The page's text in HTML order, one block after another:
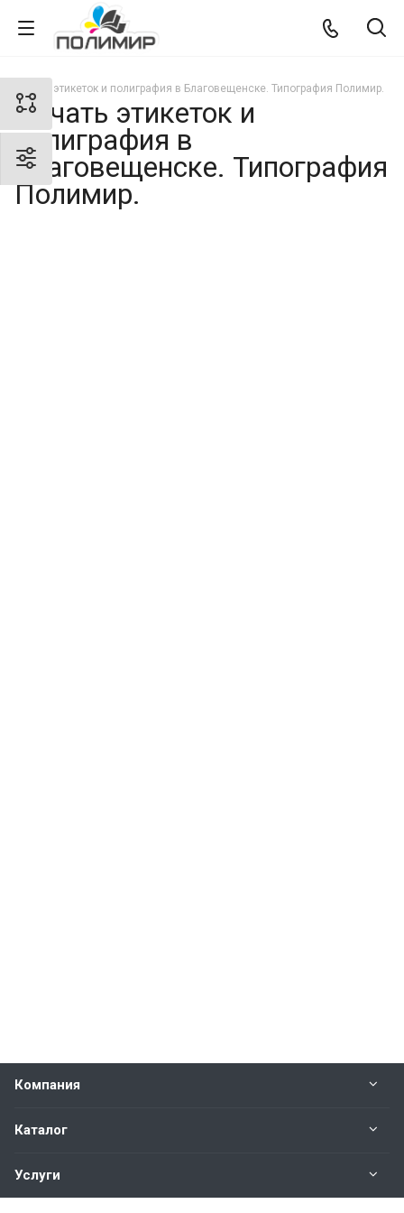
Печать этикеток и полиграфия в Благовещенске. Типография Полимир.
Печать этикеток и
полиграфия в
Благовещенске. Типография
Полимир.
Компания
Каталог
Услуги